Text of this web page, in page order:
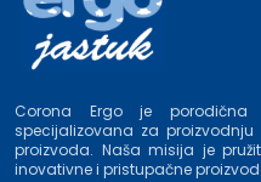
Corona Ergo je porodična
specijalizovana za
proizvoda. Naša misija je
inovativne i pristupačne